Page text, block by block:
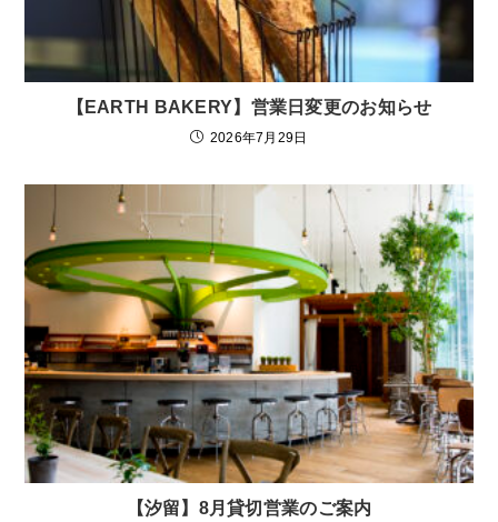
【EARTH BAKERY】営業日変更のお知らせ
2026年7月29日
【汐留】8月貸切営業のご案内